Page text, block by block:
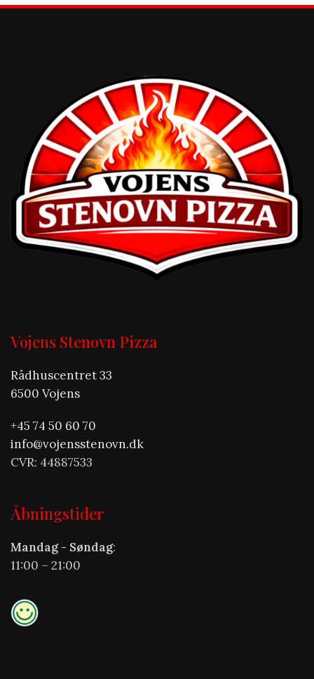
Vojens Stenovn Pizza
Rådhuscentret 33
6500 Vojens
+45 74 50 60 70
info@vojensstenovn.dk
CVR: 44887533
Åbningstider
Mandag - Søndag:
11:00 – 21:00